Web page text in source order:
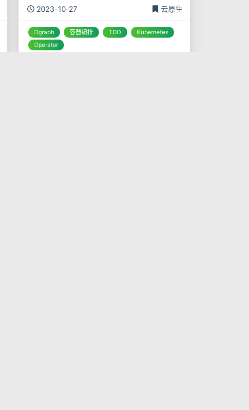
之间有启动依赖和网络通信要求。配置漂移、手
2023-10-27 云原生
Dgraph 容器编排 TDD
Kubernetes
Operator